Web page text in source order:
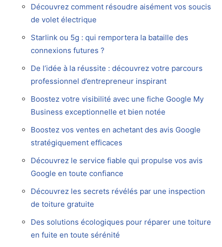
Découvrez comment résoudre aisément vos soucis
de volet électrique
Starlink ou 5g : qui remportera la bataille des
connexions futures ?
De l’idée à la réussite : découvrez votre parcours
professionnel d’entrepreneur inspirant
Boostez votre visibilité avec une fiche Google My
Business exceptionnelle et bien notée
Boostez vos ventes en achetant des avis Google
stratégiquement efficaces
Découvrez le service fiable qui propulse vos avis
Google en toute confiance
Découvrez les secrets révélés par une inspection
de toiture gratuite
Des solutions écologiques pour réparer une toiture
en fuite en toute sérénité